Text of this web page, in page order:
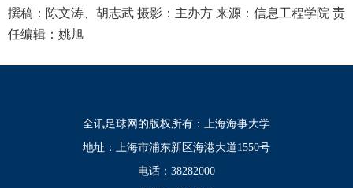
撰稿：陈文涛、胡志武 摄影：主办方 来源：信息工程学院 责
任编辑：姚旭
全讯足球网的版权所有：上海海事大学
地址：上海市浦东新区海港大道1550号
电话：38282000